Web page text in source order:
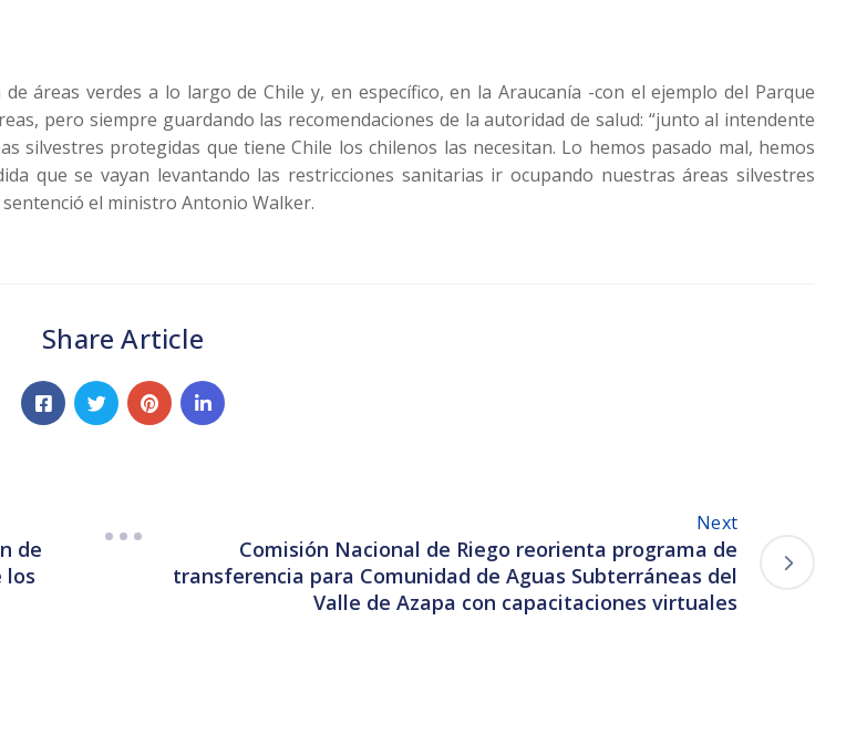
áreas verdes a lo largo de Chile y, en específico, en la Araucanía -con el ejemplo del Parque
pero siempre guardando las recomendaciones de la autoridad de salud: “junto al intendente
silvestres protegidas que tiene Chile los chilenos las necesitan. Lo hemos pasado mal, hemos
que se vayan levantando las restricciones sanitarias ir ocupando nuestras áreas silvestres
el ministro Antonio Walker.
Share Article
de
los
Next
Comisión Nacional de Riego reorienta programa de
transferencia para Comunidad de Aguas Subterráneas del
Valle de Azapa con capacitaciones virtuales